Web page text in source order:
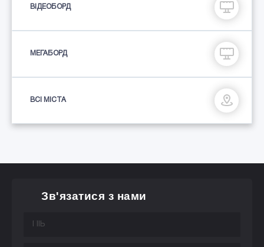
ВІДЕОБОРД
МЕГАБОРД
ВСІ МІСТА
Зв'язатися з нами